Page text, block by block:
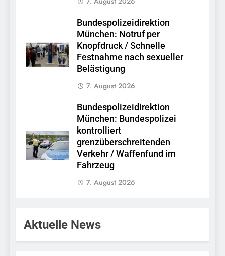
Bundespolizeidirektion
München: Notruf per
Knopfdruck / Schnelle
Festnahme nach sexueller
Belästigung
7. August 2026
Bundespolizeidirektion
München: Bundespolizei
kontrolliert
grenzüberschreitenden
Verkehr / Waffenfund im
Fahrzeug
7. August 2026
Aktuelle News